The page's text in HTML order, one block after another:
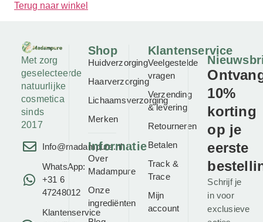
Terug naar winkel
Met zorg
geselecteerde
natuurlijke
cosmetica
sinds
2017
Info@madampure.nl
WhatsApp:
+31 6
47248012
Klantenservice
Shop
Huidverzorging
Haarverzorging
Lichaamsverzorging
Merken
Informatie
Over
Madampure
Onze
ingrediënten
Klantenservice
Veelgestelde
vragen
Verzending
& levering
Retourneren
Betalen
Track &
Trace
Mijn
account
10%
korting
op je
eerste
Schrijf je
in voor
exclusieve